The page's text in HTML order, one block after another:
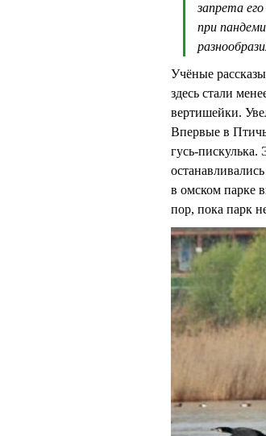
запрета
при
Учёные
здесь стали
вертишейки.
Впервые в
гусь-
в омском парке
пор, пока парк